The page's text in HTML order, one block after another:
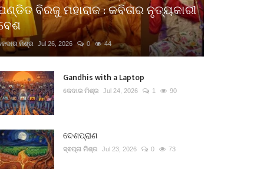
ବିରଜୁ ମହାରାଜ : କବିତାର ନୃତ୍ୟକାରୀ
ମିଶ୍ର Jul 26, 2026 0 44
Gandhis with a Laptop
କେଦାର ମିଶ୍ର Jul 24, 2026 1 90
ଦେଶପ୍ରାଣ
ସ୍ଵପ୍ନା ମିଶ୍ର Jul 23, 2026 0 73